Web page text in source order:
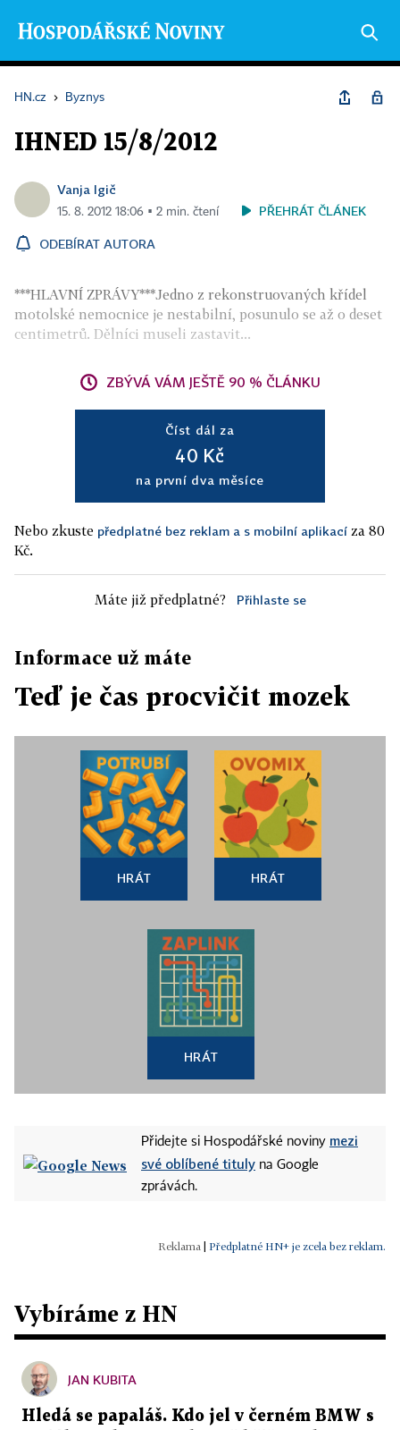
HN.cz › Byznys
IHNED 15/8/2012
Vanja Igič
15. 8. 2012 18:06 ▪ 2 min. čtení PŘEHRÁT ČLÁNEK
ODEBÍRAT AUTORA
***HLAVNÍ ZPRÁVY***Jedno z rekonstruovaných křídel
motolské nemocnice je nestabilní, posunulo se až o deset
centimetrů. Dělníci museli zastavit...
ZBÝVÁ VÁM JEŠTĚ 90 % ČLÁNKU
Číst dál za
40 Kč
na první dva měsíce
Nebo zkuste předplatné bez reklam a s mobilní aplikací za 80
Kč.
Máte již předplatné? Přihlaste se
Informace už máte
Teď je čas procvičit mozek
HRÁT HRÁT
HRÁT
Přidejte si Hospodářské noviny mezi
své oblíbené tituly na Google
zprávách.
Předplatné HN+ je zcela bez reklam.
Vybíráme z HN
JAN KUBITA
Hledá se papaláš. Kdo jel v černém BMW s